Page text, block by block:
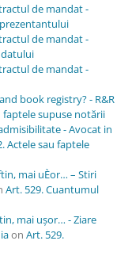
de mandat -
de mandat -
de mandat -
book registry? - R&R
faptele supuse notării
- Avocat in
Actele sau faptele
mai uÈor… – Stiri
Art. 529. Cuantumul
mai ușor… - Ziare
on Art. 529.